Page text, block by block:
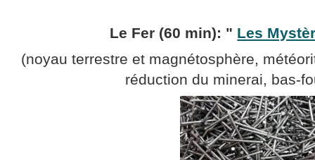
Le Fer (60 min): " Les
(noyau terrestre et magnétosphère,
réduction du minerai, bas-